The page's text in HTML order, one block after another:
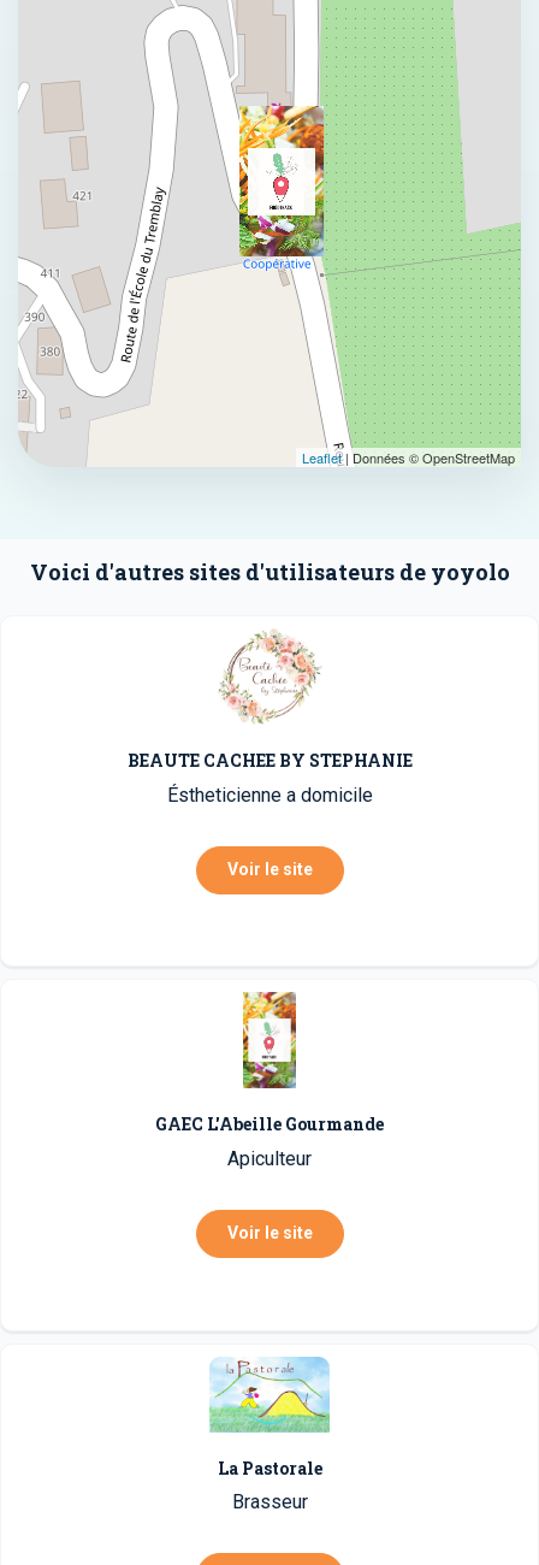
Leaflet| Données © OpenStreetMap
Voici d'autres sites d'utilisateurs de yoyolo
BEAUTE CACHEE BY STEPHANIE
Éstheticienne a domicile
Voir le site
GAEC L'Abeille Gourmande
Apiculteur
Voir le site
La Pastorale
Brasseur